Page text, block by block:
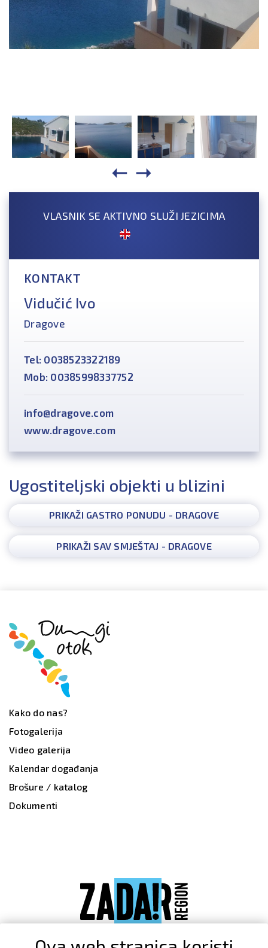
VLASNIK SE AKTIVNO SLUŽI JEZICIMA
KONTAKT
Vidučić Ivo
Dragove
Tel: 0038523322189
Mob: 00385998337752
info@dragove.com
www.dragove.com
Ugostiteljski objekti u blizini
PRIKAŽI GASTRO PONUDU - DRAGOVE
PRIKAŽI SAV SMJEŠTAJ - DRAGOVE
Kako do nas?
Fotogalerija
Video galerija
Kalendar događanja
Brošure / katalog
Dokumenti